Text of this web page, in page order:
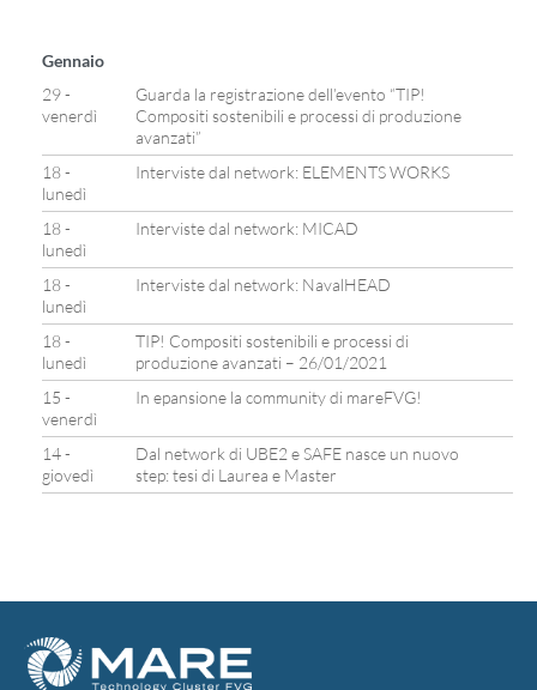
Gennaio
29 -
venerdì
Guarda la registrazione dell’evento “TIP!
Compositi sostenibili e processi di produzione
avanzati”
18 -
lunedì
Interviste dal network: ELEMENTS WORKS
18 -
lunedì
Interviste dal network: MICAD
18 -
lunedì
Interviste dal network: NavalHEAD
18 -
lunedì
TIP! Compositi sostenibili e processi di
produzione avanzati – 26/01/2021
15 -
venerdì
In epansione la community di mareFVG!
14 -
giovedì
Dal network di UBE2 e SAFE nasce un nuovo
step: tesi di Laurea e Master